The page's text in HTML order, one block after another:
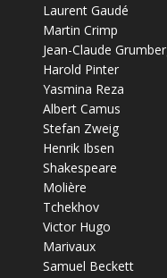
Laurent Gaudé
Martin Crimp
Jean-Claude
Harold Pinter
Yasmina Reza
Albert Camus
Stefan Zweig
Henrik Ibsen
Shakespeare
Molière
Tchekhov
Victor Hugo
Marivaux
Samuel Beckett